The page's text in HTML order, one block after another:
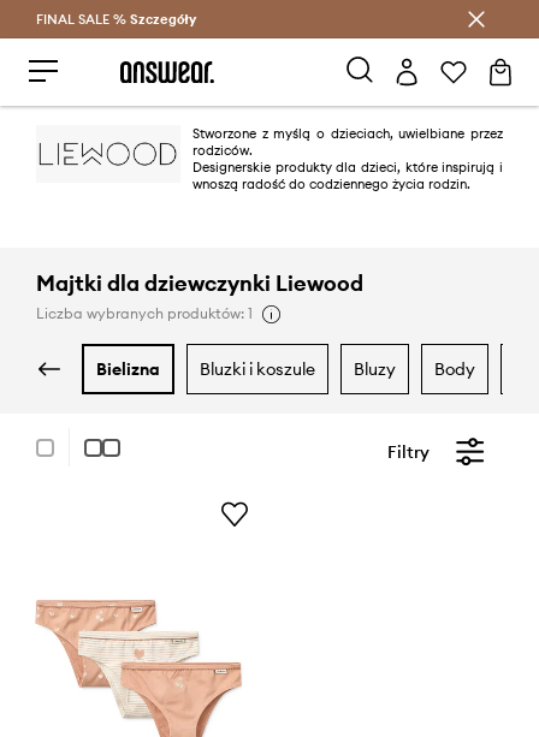
Oszczędzaj z Answear Club >
FINAL SALE % Szczegóły
Stworzone z myślą o dzieciach, uwielbiane przez
rodziców.
Designerskie produkty dla dzieci, które inspirują i
wnoszą radość do codziennego życia rodzin.
Majtki dla dziewczynki Liewood
Liczba wybranych produktów: 1
bielizna bluzki i koszule bluzy body
Filtry